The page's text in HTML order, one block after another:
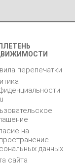
перепечатки
на
данных
сайта